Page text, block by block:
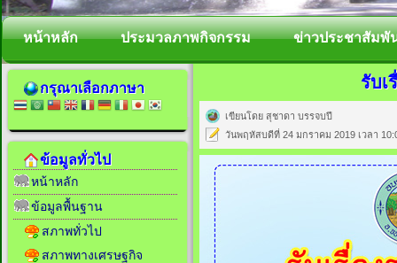
หน้าหลัก ประมวลภาพกิจกรรม ข่าวประชาสัมพั
รับเ
เขียนโดย สุชาดา บรรจบปี
วันพฤหัสบดีที่ 24 มกราคม 2019 เวลา
กรุณาเลือกภาษา
ข้อมูลทั่วไป
หน้าหลัก
ข้อมูลพื้นฐาน
สภาพทั่วไป
สภาพทางเศรษฐกิจ